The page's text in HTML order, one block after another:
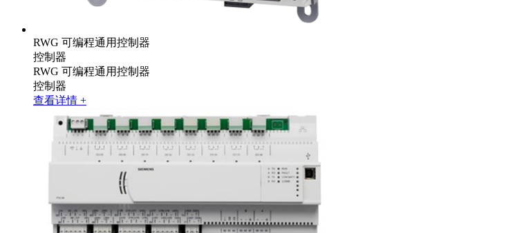
RWG 可编程通用控制器
控制器
RWG 可编程通用控制器
控制器
查看详情 +